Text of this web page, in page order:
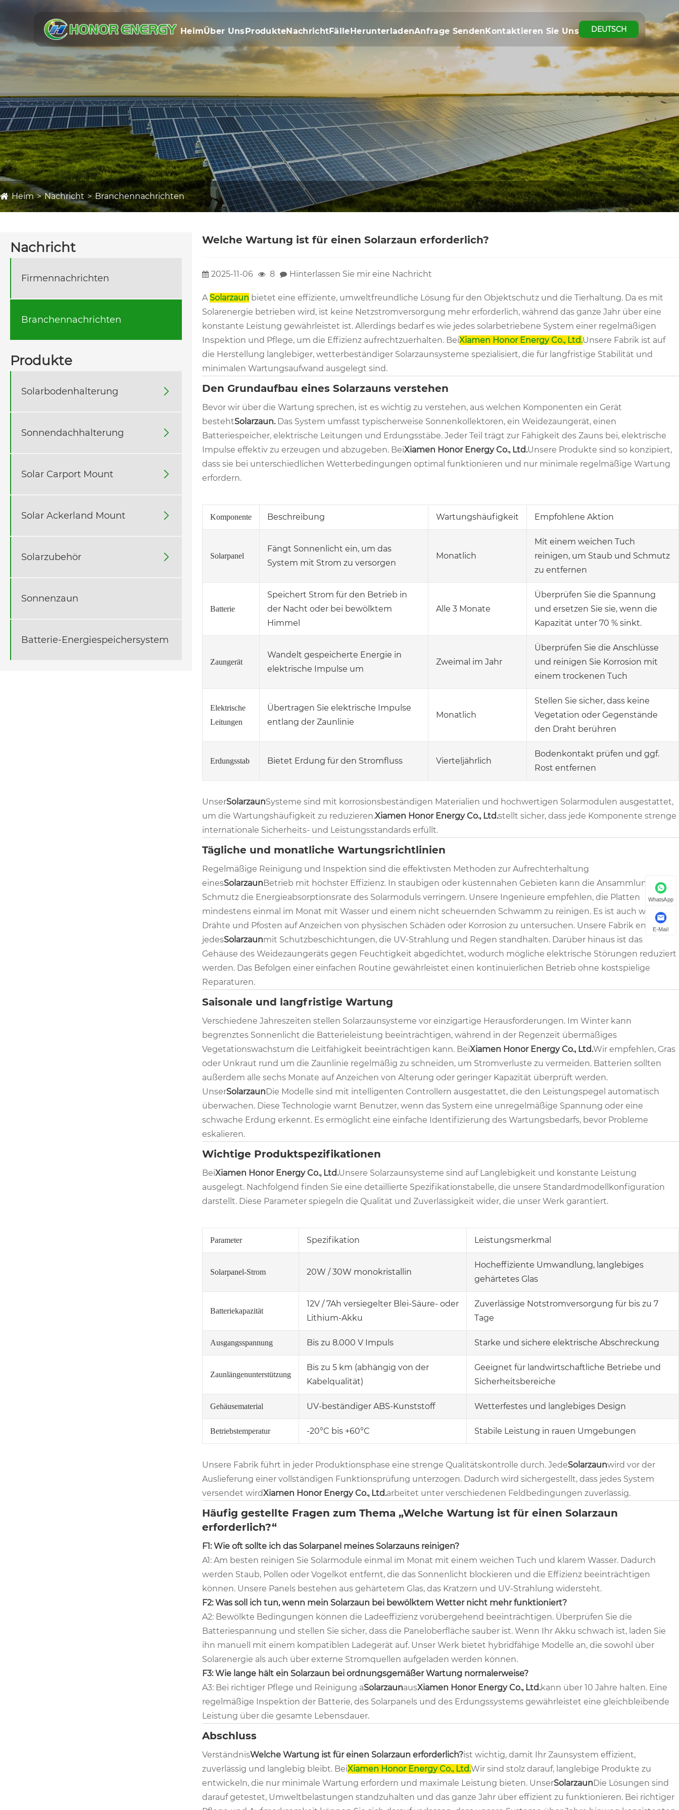
HeimÜber UnsProdukteNachrichtFälleHerunterladenAnfrage SendenKontaktieren Sie Uns DEUTSCH
Heim Nachricht Branchennachrichten
Nachricht
Firmennachrichten
Branchennachrichten
Produkte
Solarbodenhalterung 
Sonnendachhalterung 
Solar Carport Mount 
Solar Ackerland Mount 
Solarzubehör 
Sonnenzaun
Batterie-Energiespeichersystem
Welche Wartung ist für einen Solarzaun erforderlich?
2025-11-06 8 Hinterlassen Sie mir eine Nachricht
A Solarzaun bietet eine effiziente, umweltfreundliche Lösung für den Objektschutz und die Tierhaltung. Da es mit
Solarenergie betrieben wird, ist keine Netzstromversorgung mehr erforderlich, während das ganze Jahr über eine
konstante Leistung gewährleistet ist. Allerdings bedarf es wie jedes solarbetriebene System einer regelmäßigen
Inspektion und Pflege, um die Effizienz aufrechtzuerhalten. BeiXiamen Honor Energy Co., Ltd.Unsere Fabrik ist auf
die Herstellung langlebiger, wetterbeständiger Solarzaunsysteme spezialisiert, die für langfristige Stabilität und
minimalen Wartungsaufwand ausgelegt sind.
Den Grundaufbau eines Solarzauns verstehen
Bevor wir über die Wartung sprechen, ist es wichtig zu verstehen, aus welchen Komponenten ein Gerät
bestehtSolarzaun.Das System umfasst typischerweise Sonnenkollektoren, ein Weidezaungerät, einen
Batteriespeicher, elektrische Leitungen und Erdungsstäbe. Jeder Teil trägt zur Fähigkeit des Zauns bei, elektrische
Impulse effektiv zu erzeugen und abzugeben. BeiXiamen Honor Energy Co., Ltd.Unsere Produkte sind so konzipiert,
dass sie bei unterschiedlichen Wetterbedingungen optimal funktionieren und nur minimale regelmäßige Wartung
erfordern.
Komponente Beschreibung Wartungshäufigkeit Empfohlene Aktion
Solarpanel
Fängt Sonnenlicht ein, um das
System mit Strom zu versorgen
Monatlich
Mit einem weichen Tuch
reinigen, um Staub und Schmutz
zu entfernen
Batterie
Speichert Strom für den Betrieb in
der Nacht oder bei bewölktem
Himmel
Alle 3 Monate
Überprüfen Sie die Spannung
und ersetzen Sie sie, wenn die
Kapazität unter 70 % sinkt.
Zaungerät
Wandelt gespeicherte Energie in
elektrische Impulse um
Zweimal im Jahr
Überprüfen Sie die Anschlüsse
und reinigen Sie Korrosion mit
einem trockenen Tuch
Elektrische
Leitungen
Übertragen Sie elektrische Impulse
entlang der Zaunlinie
Monatlich
Stellen Sie sicher, dass keine
Vegetation oder Gegenstände
den Draht berühren
Erdungsstab Bietet Erdung für den Stromfluss Vierteljährlich
Bodenkontakt prüfen und ggf.
Rost entfernen
UnserSolarzaunSysteme sind mit korrosionsbeständigen Materialien und hochwertigen Solarmodulen ausgestattet,
um die Wartungshäufigkeit zu reduzieren.Xiamen Honor Energy Co., Ltd.stellt sicher, dass jede Komponente strenge
internationale Sicherheits- und Leistungsstandards erfüllt.
Tägliche und monatliche Wartungsrichtlinien
Regelmäßige Reinigung und Inspektion sind die effektivsten Methoden zur Aufrechterhaltung
einesSolarzaunBetrieb mit höchster Effizienz. In staubigen oder küstennahen Gebieten kann die Ansammlung von
Schmutz die Energieabsorptionsrate des Solarmoduls verringern. Unsere Ingenieure empfehlen, die Platten
mindestens einmal im Monat mit Wasser und einem nicht scheuernden Schwamm zu reinigen. Es ist auch wichtig,
Drähte und Pfosten auf Anzeichen von physischen Schäden oder Korrosion zu untersuchen. Unsere Fabrik entwirft
jedesSolarzaunmit Schutzbeschichtungen, die UV-Strahlung und Regen standhalten. Darüber hinaus ist das
Gehäuse des Weidezaungeräts gegen Feuchtigkeit abgedichtet, wodurch mögliche elektrische Störungen reduziert
werden. Das Befolgen einer einfachen Routine gewährleistet einen kontinuierlichen Betrieb ohne kostspielige
Reparaturen.
Saisonale und langfristige Wartung
Verschiedene Jahreszeiten stellen Solarzaunsysteme vor einzigartige Herausforderungen. Im Winter kann
begrenztes Sonnenlicht die Batterieleistung beeinträchtigen, während in der Regenzeit übermäßiges
Vegetationswachstum die Leitfähigkeit beeinträchtigen kann. BeiXiamen Honor Energy Co., Ltd.Wir empfehlen, Gras
oder Unkraut rund um die Zaunlinie regelmäßig zu schneiden, um Stromverluste zu vermeiden. Batterien sollten
außerdem alle sechs Monate auf Anzeichen von Alterung oder geringer Kapazität überprüft werden.
UnserSolarzaunDie Modelle sind mit intelligenten Controllern ausgestattet, die den Leistungspegel automatisch
überwachen. Diese Technologie warnt Benutzer, wenn das System eine unregelmäßige Spannung oder eine
schwache Erdung erkennt. Es ermöglicht eine einfache Identifizierung des Wartungsbedarfs, bevor Probleme
eskalieren.
Wichtige Produktspezifikationen
BeiXiamen Honor Energy Co., Ltd.Unsere Solarzaunsysteme sind auf Langlebigkeit und konstante Leistung
ausgelegt. Nachfolgend finden Sie eine detaillierte Spezifikationstabelle, die unsere Standardmodellkonfiguration
darstellt. Diese Parameter spiegeln die Qualität und Zuverlässigkeit wider, die unser Werk garantiert.
Parameter Spezifikation Leistungsmerkmal
Solarpanel-Strom 20W / 30W monokristallin
Hocheffiziente Umwandlung, langlebiges
gehärtetes Glas
Batteriekapazität
12V / 7Ah versiegelter Blei-Säure- oder
Lithium-Akku
Zuverlässige Notstromversorgung für bis zu 7
Tage
Ausgangsspannung Bis zu 8.000 V Impuls Starke und sichere elektrische Abschreckung
Zaunlängenunterstützung
Bis zu 5 km (abhängig von der
Kabelqualität)
Geeignet für landwirtschaftliche Betriebe und
Sicherheitsbereiche
Gehäusematerial UV-beständiger ABS-Kunststoff Wetterfestes und langlebiges Design
Betriebstemperatur -20°C bis +60°C Stabile Leistung in rauen Umgebungen
Unsere Fabrik führt in jeder Produktionsphase eine strenge Qualitätskontrolle durch. JedeSolarzaunwird vor der
Auslieferung einer vollständigen Funktionsprüfung unterzogen. Dadurch wird sichergestellt, dass jedes System
versendet wirdXiamen Honor Energy Co., Ltd.arbeitet unter verschiedenen Feldbedingungen zuverlässig.
Häufig gestellte Fragen zum Thema „Welche Wartung ist für einen Solarzaun
erforderlich?“
F1: Wie oft sollte ich das Solarpanel meines Solarzauns reinigen?
A1: Am besten reinigen Sie Solarmodule einmal im Monat mit einem weichen Tuch und klarem Wasser. Dadurch
werden Staub, Pollen oder Vogelkot entfernt, die das Sonnenlicht blockieren und die Effizienz beeinträchtigen
können. Unsere Panels bestehen aus gehärtetem Glas, das Kratzern und UV-Strahlung widersteht.
F2: Was soll ich tun, wenn mein Solarzaun bei bewölktem Wetter nicht mehr funktioniert?
A2: Bewölkte Bedingungen können die Ladeeffizienz vorübergehend beeinträchtigen. Überprüfen Sie die
Batteriespannung und stellen Sie sicher, dass die Paneloberfläche sauber ist. Wenn Ihr Akku schwach ist, laden Sie
ihn manuell mit einem kompatiblen Ladegerät auf. Unser Werk bietet hybridfähige Modelle an, die sowohl über
Solarenergie als auch über externe Stromquellen aufgeladen werden können.
F3: Wie lange hält ein Solarzaun bei ordnungsgemäßer Wartung normalerweise?
A3: Bei richtiger Pflege und Reinigung aSolarzaunausXiamen Honor Energy Co., Ltd.kann über 10 Jahre halten. Eine
regelmäßige Inspektion der Batterie, des Solarpanels und des Erdungssystems gewährleistet eine gleichbleibende
Leistung über die gesamte Lebensdauer.
Abschluss
VerständnisWelche Wartung ist für einen Solarzaun erforderlich?ist wichtig, damit Ihr Zaunsystem effizient,
zuverlässig und langlebig bleibt. BeiXiamen Honor Energy Co., Ltd.Wir sind stolz darauf, langlebige Produkte zu
entwickeln, die nur minimale Wartung erfordern und maximale Leistung bieten. UnserSolarzaunDie Lösungen sind
darauf getestet, Umweltbelastungen standzuhalten und das ganze Jahr über effizient zu funktionieren. Bei richtiger
WhatsApp
E-Mail